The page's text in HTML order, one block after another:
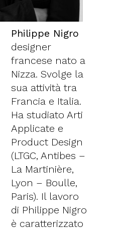
Philippe Nigro
designer
francese nato a
Nizza. Svolge la
sua attività tra
Francia e Italia.
Ha studiato Arti
Applicate e
Product Design
(LTGC, Antibes –
La Martinière,
Lyon – Boulle,
Paris). Il lavoro
di Philippe Nigro
è caratterizzato